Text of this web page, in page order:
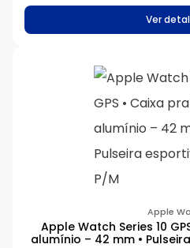
Ver
Apple
Apple Watch Series 10
alumínio – 42 mm •